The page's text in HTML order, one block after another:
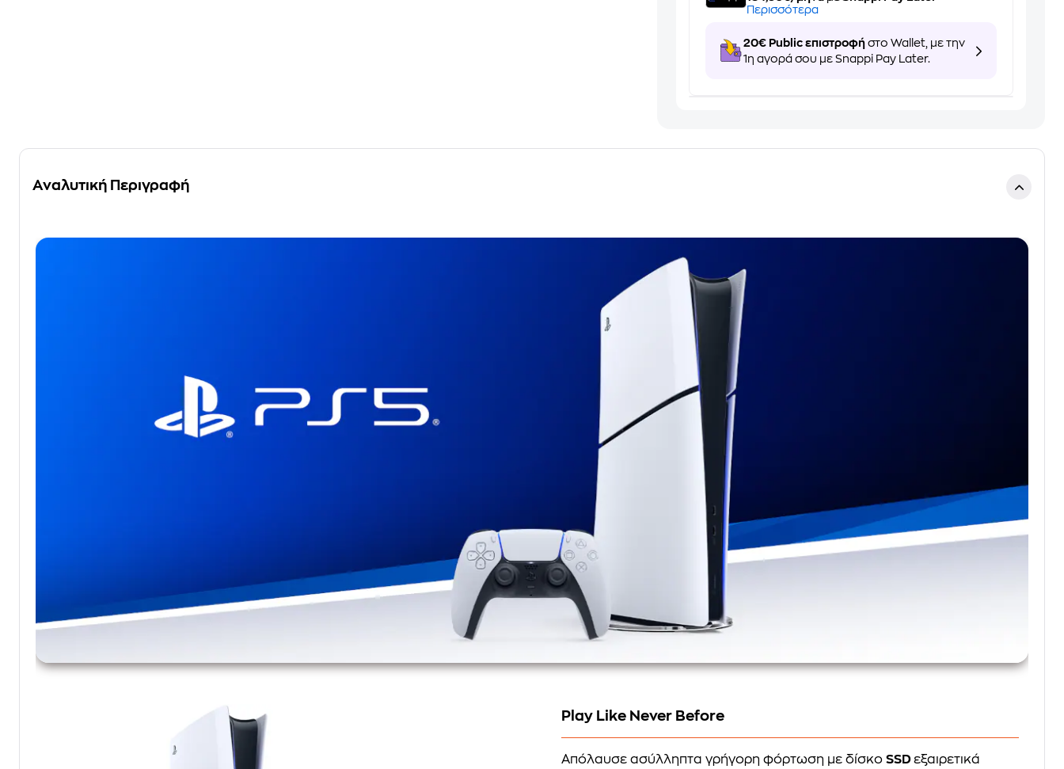
Περισσότερα
20€ Public επιστροφή στο Wallet, με την
1η αγορά σου με Snappi Pay Later.
Αναλυτική Περιγραφή
Play Like Never Before
Απόλαυσε ασύλληπτα γρήγορη φόρτωση με δίσκοSSDεξαιρετικά